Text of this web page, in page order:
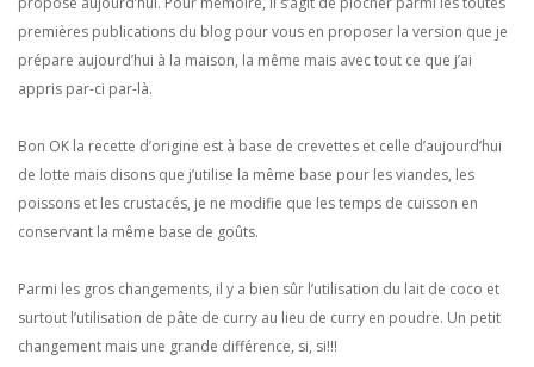
premières publications du blog pour vous en proposer la version que je
prépare aujourd’hui à la maison, la même mais avec tout ce que j’ai
appris par-ci par-là.
Bon OK la recette d’origine est à base de crevettes et celle d’aujourd’hui
de lotte mais disons que j’utilise la même base pour les viandes, les
poissons et les crustacés, je ne modifie que les temps de cuisson en
conservant la même base de goûts.
Parmi les gros changements, il y a bien sûr l’utilisation du lait de coco et
surtout l’utilisation de pâte de curry au lieu de curry en poudre. Un petit
changement mais une grande différence, si, si!!!